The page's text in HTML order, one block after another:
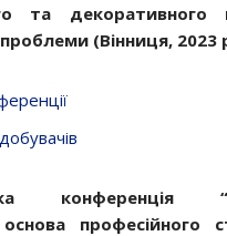
та декоративного
(Вінниця, 2023
конференція
професійного